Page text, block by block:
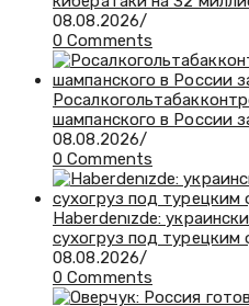
08.08.2026/
0 Comments
шампанского в России
08.08.2026/
0 Comments
Haberdenızde:
сухогруз под турецким
08.08.2026/
0 Comments